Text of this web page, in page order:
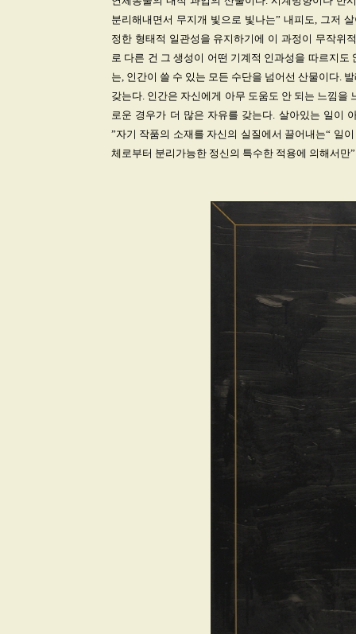
분리해내면서 무지개 빛으로 빛나는” 내피도, 그저
정한 형태적 일관성을 유지하기에 이 과정이 무작위
로 다른 건 그 생성이 어떤 기계적 인과성을 따르지
는, 인간이 쓸 수 있는 모든 수단을 넘어선 산물이다.
갖는다. 인간은 자신에게 아무 도움도 안 되는 느낌을
로운 경우가 더 많은 자유를 갖는다. 살아있는 일이
”자기 작품의 소재를 자신의 실질에서 끌어내는“ 일
체로부터 분리가능한 정신의 특수한 적용에 의해서만